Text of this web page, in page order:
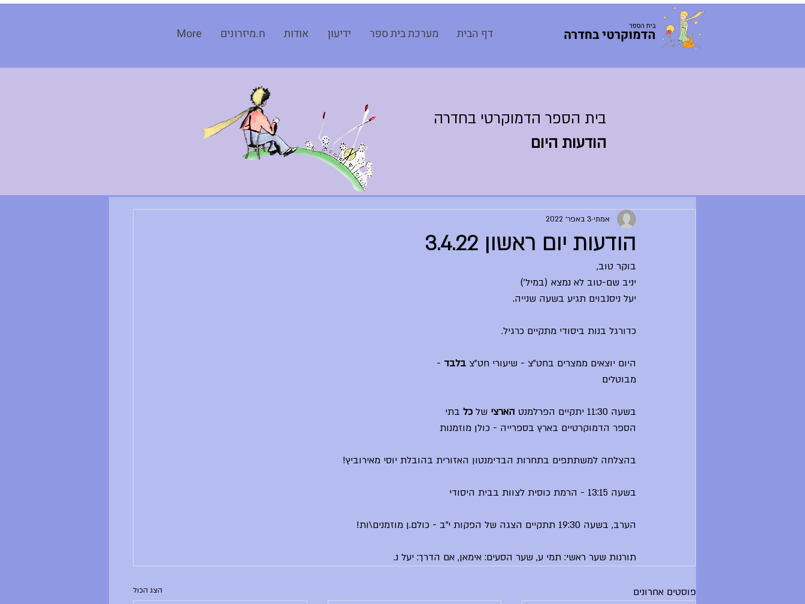
דף הבית מערכת בית ספר ידיעון אודות ח.מיזרונים More
בית הספר הדמוקרטי בחדרה
הודעות היום
הודעות יום ראשון 3.4.22
אמתי 3 באפר׳ 2022
בוקר טוב,
יניב שם-טוב לא נמצא (במיל')
יעל ניסנבוים תגיע בשעה שנייה.
כדורגל בנות ביסודי מתקיים כרגיל.
היום יוצאים ממצרים בחט"צ - שיעורי חט"צ בלבד -
מבוטלים
בשעה 11:30 יתקיים הפרלמנט הארצי של כל בתי
הספר הדמוקרטיים בארץ בספרייה - כולן מוזמנות
בהצלחה למשתתפים בתחרות הבדימנטון האזורית בהובלת יוסי מאירוביץ!
בשעה 13:15 - הרמת כוסית לצוות בבית היסודי
הערב, בשעה 19:30 תתקיים הצגה של הפקות י"ב - כולם.ן מוזמנים\ות!
תורנות שער ראשי: תמי ע, שער הסעים: אימאן, אם הדרך: יעל נ.
פוסטים אחרונים הצג הכול